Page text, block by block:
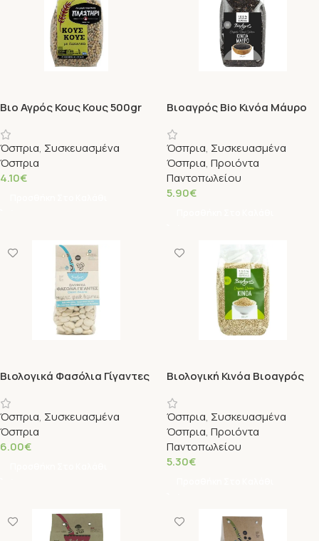
Βιο Αγρός Κους Κους 500gr
Όσπρια, Συσκευασμένα
Όσπρια
4.10€
Βιοαγρός Bio Κινόα Μάυρο
Όσπρια, Συσκευασμένα
Όσπρια, Προιόντα
Παντοπωλείου
5.90€
Βιολογικά Φασόλια Γίγαντες
Όσπρια, Συσκευασμένα
Όσπρια
6.00€
Βιολογική Κινόα Βιοαγρός
Όσπρια, Συσκευασμένα
Όσπρια, Προιόντα
Παντοπωλείου
5.30€